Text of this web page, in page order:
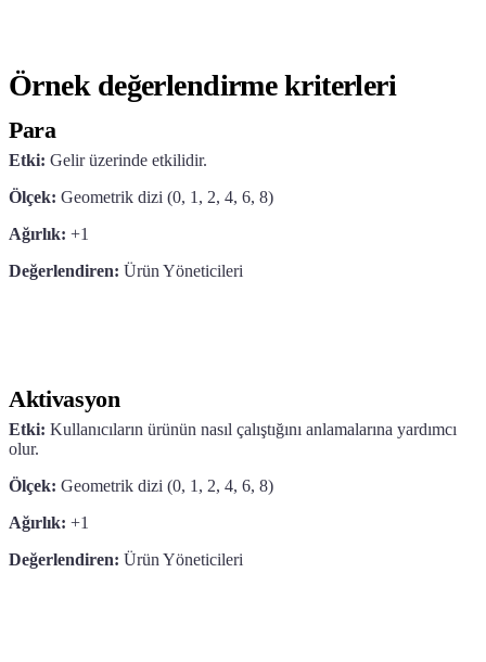
Örnek değerlendirme kriterleri
Para
Etki: Gelir üzerinde etkilidir.
Ölçek: Geometrik dizi (0, 1, 2, 4, 6, 8)
Ağırlık: +1
Değerlendiren: Ürün Yöneticileri
Aktivasyon
Etki: Kullanıcıların ürünün nasıl çalıştığını anlamalarına yardımcı
olur.
Ölçek: Geometrik dizi (0, 1, 2, 4, 6, 8)
Ağırlık: +1
Değerlendiren: Ürün Yöneticileri